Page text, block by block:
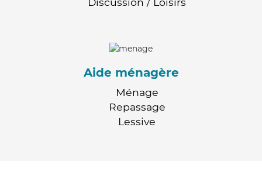
Aide ménagère
Ménage
Repassage
Lessive